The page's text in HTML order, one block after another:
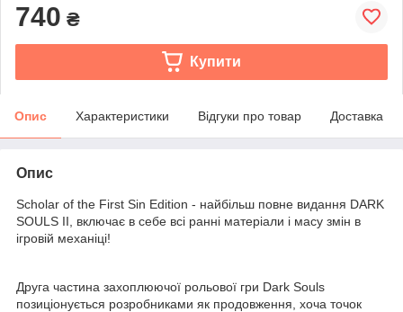
740 ₴
Купити
Опис Характеристики Відгуки про товар Доставка
Опис
Scholar of the First Sin Edition - найбільш повне видання DARK
SOULS II, включає в себе всі ранні матеріали і масу змін в
ігровій механіці!
Друга частина захоплюючої рольової гри Dark Souls
позиціонується розробниками як продовження, хоча точок